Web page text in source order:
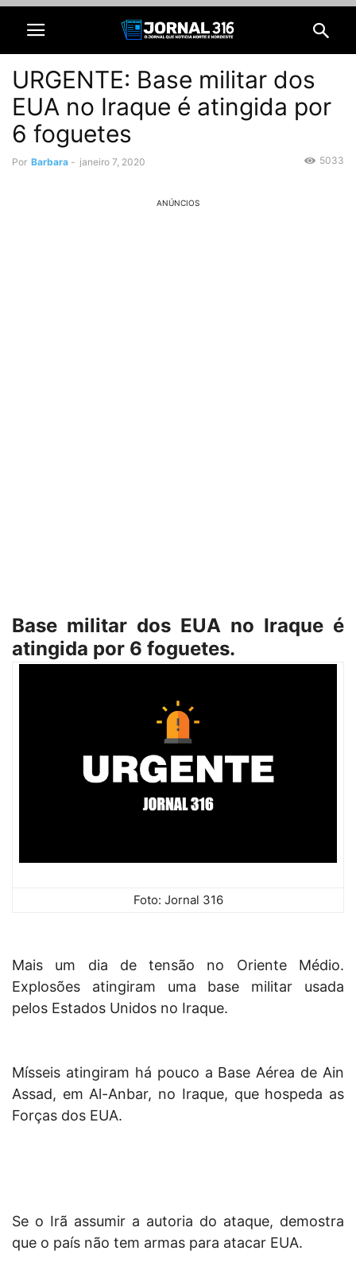
URGENTE: Base militar dos
EUA no Iraque é atingida por
6 foguetes
Por Barbara - janeiro 7, 2020 5033
ANÚNCIOS
Base militar dos EUA no Iraque é
atingida por 6 foguetes.
Foto: Jornal 316
Mais um dia de tensão no Oriente Médio.
Explosões atingiram uma base militar usada
pelos Estados Unidos no Iraque.
Mísseis atingiram há pouco a Base Aérea de Ain
Assad, em Al-Anbar, no Iraque, que hospeda as
Forças dos EUA.
Se o Irã assumir a autoria do ataque, demostra
que o país não tem armas para atacar EUA.